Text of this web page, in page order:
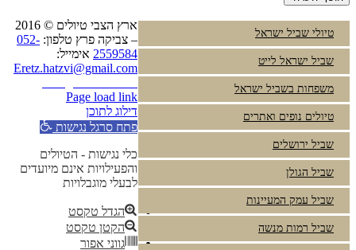
טיולי שביל ישראל
שביל ישראל לייט
משפחות בשביל ישראל
טיולים נופים ואתרים
שביל ירושלים
שביל הגולן
שביל עמק המעיינות
שביל רמות מנשה
ארץ הצבי טיולים © 2016
– צביקה פרץ טלפון: 052-
2559584 אימייל:
Eretz.hatzvi@gmail.com
Page load link
דילוג לתוכן
פתח סרגל נגישות
כלי נגישות - הטיולים
והפעילויות אינם מיועדים
לבעלי מוגבלויות
הגדל טקסט
הקטן טקסט
גווני אפור